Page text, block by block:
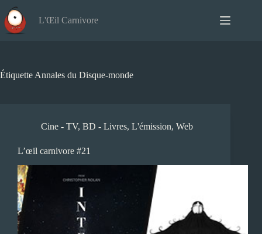
au
contenu
L'Œil Carnivore
Étiquette Annales du Disque-monde
Cine - TV, BD - Livres, L'émission, Web
L’œil carnivore #21